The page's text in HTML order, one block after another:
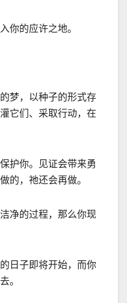
你的应许之地。
梦，以种子的形式存
它们、采取行动，在
护你。见证会带来勇
的，祂还会再做。
净的过程，那么你现
日子即将开始，而你
。